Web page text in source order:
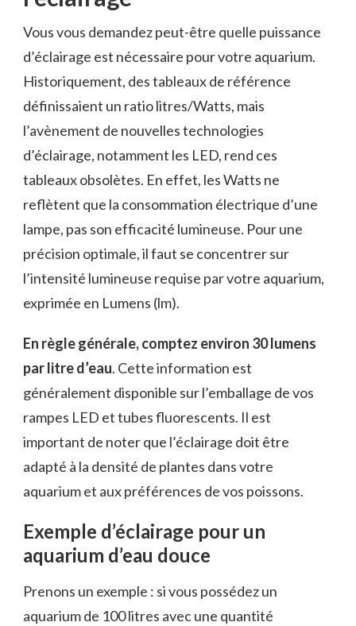
Vous vous demandez peut-être quelle puissance
d’éclairage est nécessaire pour votre aquarium.
Historiquement, des tableaux de référence
définissaient un ratio litres/Watts, mais
l’avènement de nouvelles technologies
d’éclairage, notamment les LED, rend ces
tableaux obsolètes. En effet, les Watts ne
reflètent que la consommation électrique d’une
lampe, pas son efficacité lumineuse. Pour une
précision optimale, il faut se concentrer sur
l’intensité lumineuse requise par votre aquarium,
exprimée en Lumens (lm).
En règle générale, comptez environ 30 lumens
par litre d’eau. Cette information est
généralement disponible sur l’emballage de vos
rampes LED et tubes fluorescents. Il est
important de noter que l’éclairage doit être
adapté à la densité de plantes dans votre
aquarium et aux préférences de vos poissons.
Exemple d’éclairage pour un
aquarium d’eau douce
Prenons un exemple : si vous possédez un
aquarium de 100 litres avec une quantité